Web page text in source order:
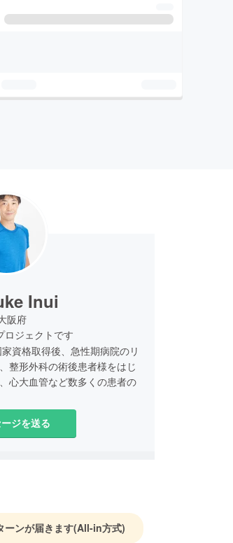
Inui
阪府
ロジェクトです
格取得後、急性期病院のリ
整形外科の術後患者様をはじ
心大血管など数多くの患者の
演や養成校の非常勤講師など
者に猫背が多いことから、高
になることで、本人や家族が
ジを送る
ーンが届きます(All-in方式)